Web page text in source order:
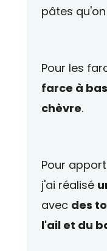
pâtes
Pour les
farce à
chèvre.
Pour
j'ai réalisé
avec des
l'ail et du